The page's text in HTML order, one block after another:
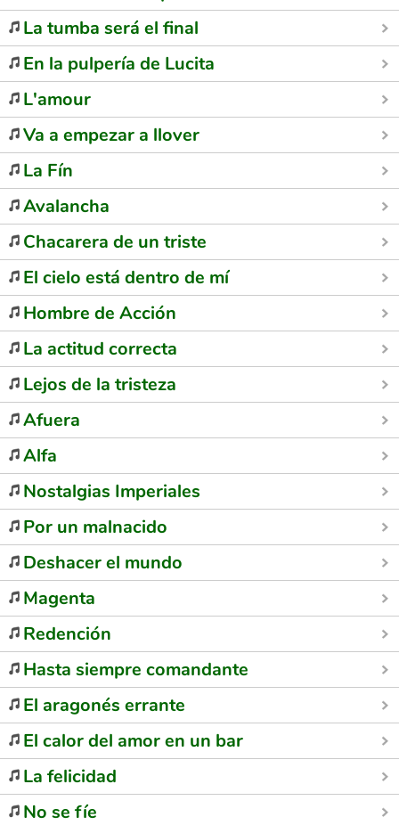
La tumba será el final
En la pulpería de Lucita
L'amour
Va a empezar a llover
La Fín
Avalancha
Chacarera de un triste
El cielo está dentro de mí
Hombre de Acción
La actitud correcta
Lejos de la tristeza
Afuera
Alfa
Nostalgias Imperiales
Por un malnacido
Deshacer el mundo
Magenta
Redención
Hasta siempre comandante
El aragonés errante
El calor del amor en un bar
La felicidad
No se fíe